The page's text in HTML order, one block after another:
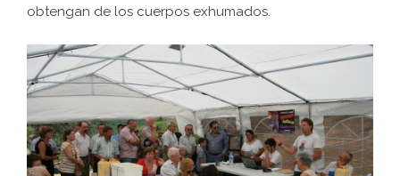
obtengan de los cuerpos exhumados.